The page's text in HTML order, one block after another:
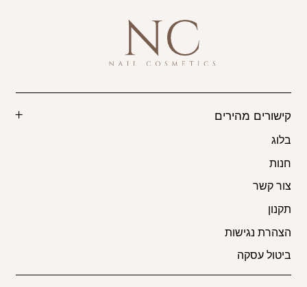
קישורים מהירים
בלוג
חנות
צור קשר
תקנון
הצהרת נגישות
ביטול עסקה